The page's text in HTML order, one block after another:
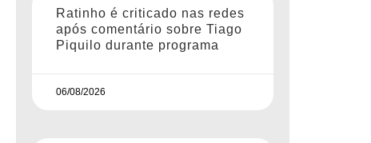
Ratinho é criticado nas redes
após comentário sobre Tiago
Piquilo durante programa
06/08/2026